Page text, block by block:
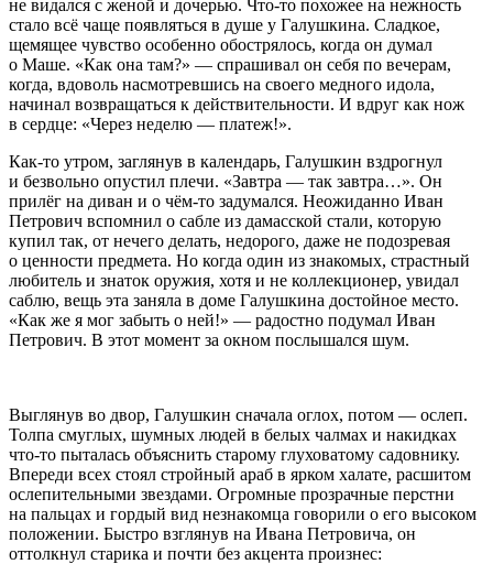
не видался с женой и дочерью. Что-то похожее на нежность
стало всё чаще появляться в душе у Галушкина. Сладкое,
щемящее чувство особенно обострялось, когда он думал
о Маше. «Как она там?» — спрашивал он себя по вечерам,
когда, вдоволь насмотревшись на своего медного идола,
начинал возвращаться к действительности. И вдруг как нож
в сердце: «Через неделю — платеж!».
Как-то утром, заглянув в календарь, Галушкин вздрогнул
и безвольно опустил плечи. «Завтра — так завтра…». Он
прилёг на диван и о чём-то задумался. Неожиданно Иван
Петрович вспомнил о сабле из дамасской стали, которую
купил так, от нечего делать, недорого, даже не подозревая
о ценности предмета. Но когда один из знакомых, страстный
любитель и знаток оружия, хотя и не коллекционер, увидал
саблю, вещь эта заняла в доме Галушкина достойное место.
«Как же я мог забыть о ней!» — радостно подумал Иван
Петрович. В этот момент за окном послышался шум.
Выглянув во двор, Галушкин сначала оглох, потом — ослеп.
Толпа смуглых, шумных людей в белых чалмах и накидках
что-то пыталась объяснить старому глуховатому садовнику.
Впереди всех стоял стройный араб в ярком халате, расшитом
ослепительными звездами. Огромные прозрачные перстни
на пальцах и гордый вид незнакомца говорили о его высоком
положении. Быстро взглянув на Ивана Петровича, он
оттолкнул старика и почти без акцента произнес: